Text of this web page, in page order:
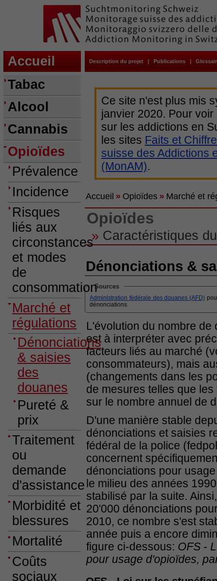
Accueil Description du projet | Publications |
Tabac
Alcool
Cannabis
Opioïdes
Prévalence
Incidence
Risques
liés aux
circonstances
et modes
de
consommation
Marché et
régulations
Dénonciations
& saisies
des
douanes
Pureté &
prix
Traitement
ou
demande
d'assistance
Morbidité et
blessures
Mortalité
Coûts
sociaux
Ce site n'est plus mis
janvier 2020. Pour
sur les addictions en
les sites Faits et
suisse des Addictions
(MonAM).
Accueil » Opioïdes » Marché et
Opioïdes
» Caractéristiques
Dénonciations &
Sources
Administration fédérale des douanes (AFD)
dénonciations.
L'évolution du nombre
est à interpréter avec
facteurs liés au marché
consommateurs), mais
(changements dans les
de mesures telles que
sur le nombre annuel de
D'une manière stable
dénonciations et saisies
fédéral de la police
concernent
dénonciations pour
le milieu des années
stabilisé par la suite.
20'000 dénonciations
2010, ce nombre s'est
année puis a encore
figure ci-dessous: OFS -
pour usage d'opioïdes,